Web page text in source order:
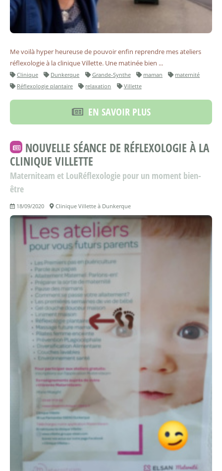
Me voilà hyper heureuse de pouvoir enfin reprendre mes ateliers
réflexologie à la clinique Villette. Une matinée bien ...
Clinique Dunkerque Grande-Synthe maman
maternité
Réflexologie plantaire
relaxation Villette
EN SAVOIR PLUS
NOUVELLE SÉANCE DE RÉFLEXOLOGIE À LA
CLINIQUE VILLETTE
Materniteam et LouRéflexologie pour un moment bien-
être
18/09/2020 Clinique Villette à Dunkerque